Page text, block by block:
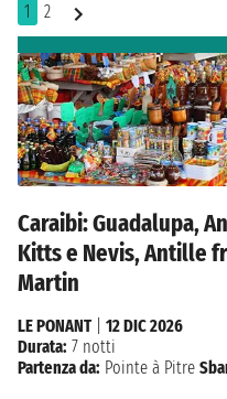
1 2
Caraibi: Guadalupa,
Kitts e Nevis, Antille
Martin
LE PONANT| 12 DIC 2026
Durata: 7 notti
Partenza da: Pointe à Pitre